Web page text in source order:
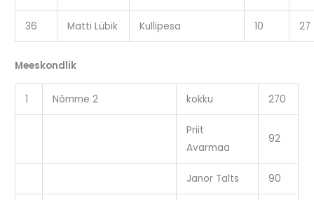
36 Matti Lübik Kullipesa 10 27
Meeskondlik
1 Nõmme 2 kokku 270
Priit
Avarmaa
92
Janor Talts 90